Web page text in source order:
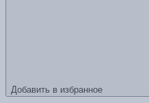
Добавить в избранное